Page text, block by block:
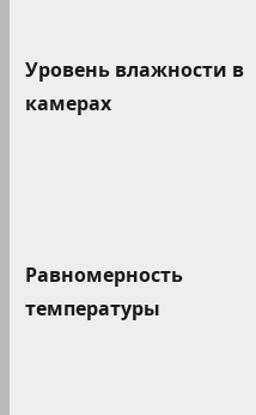
Уровень влажности в
камерах
Равномерность
температуры